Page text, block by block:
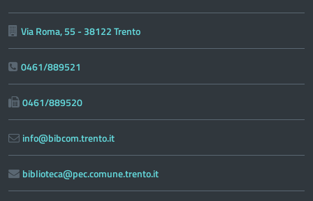
Via Roma, 55 - 38122 Trento
0461/889521
0461/889520
info@bibcom.trento.it
biblioteca@pec.comune.trento.it